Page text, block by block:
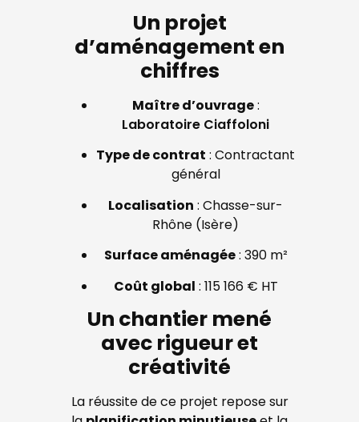
Un projet
d’aménagement en
chiffres
Maître d’ouvrage:
Laboratoire Ciaffoloni
Type de contrat : Contractant
général
Localisation : Chasse-sur-
Rhône (Isère)
Surface aménagée: 390 m²
Coût global : 115 166 € HT
Un chantier mené
avec rigueur et
créativité
La réussite de ce projet repose sur